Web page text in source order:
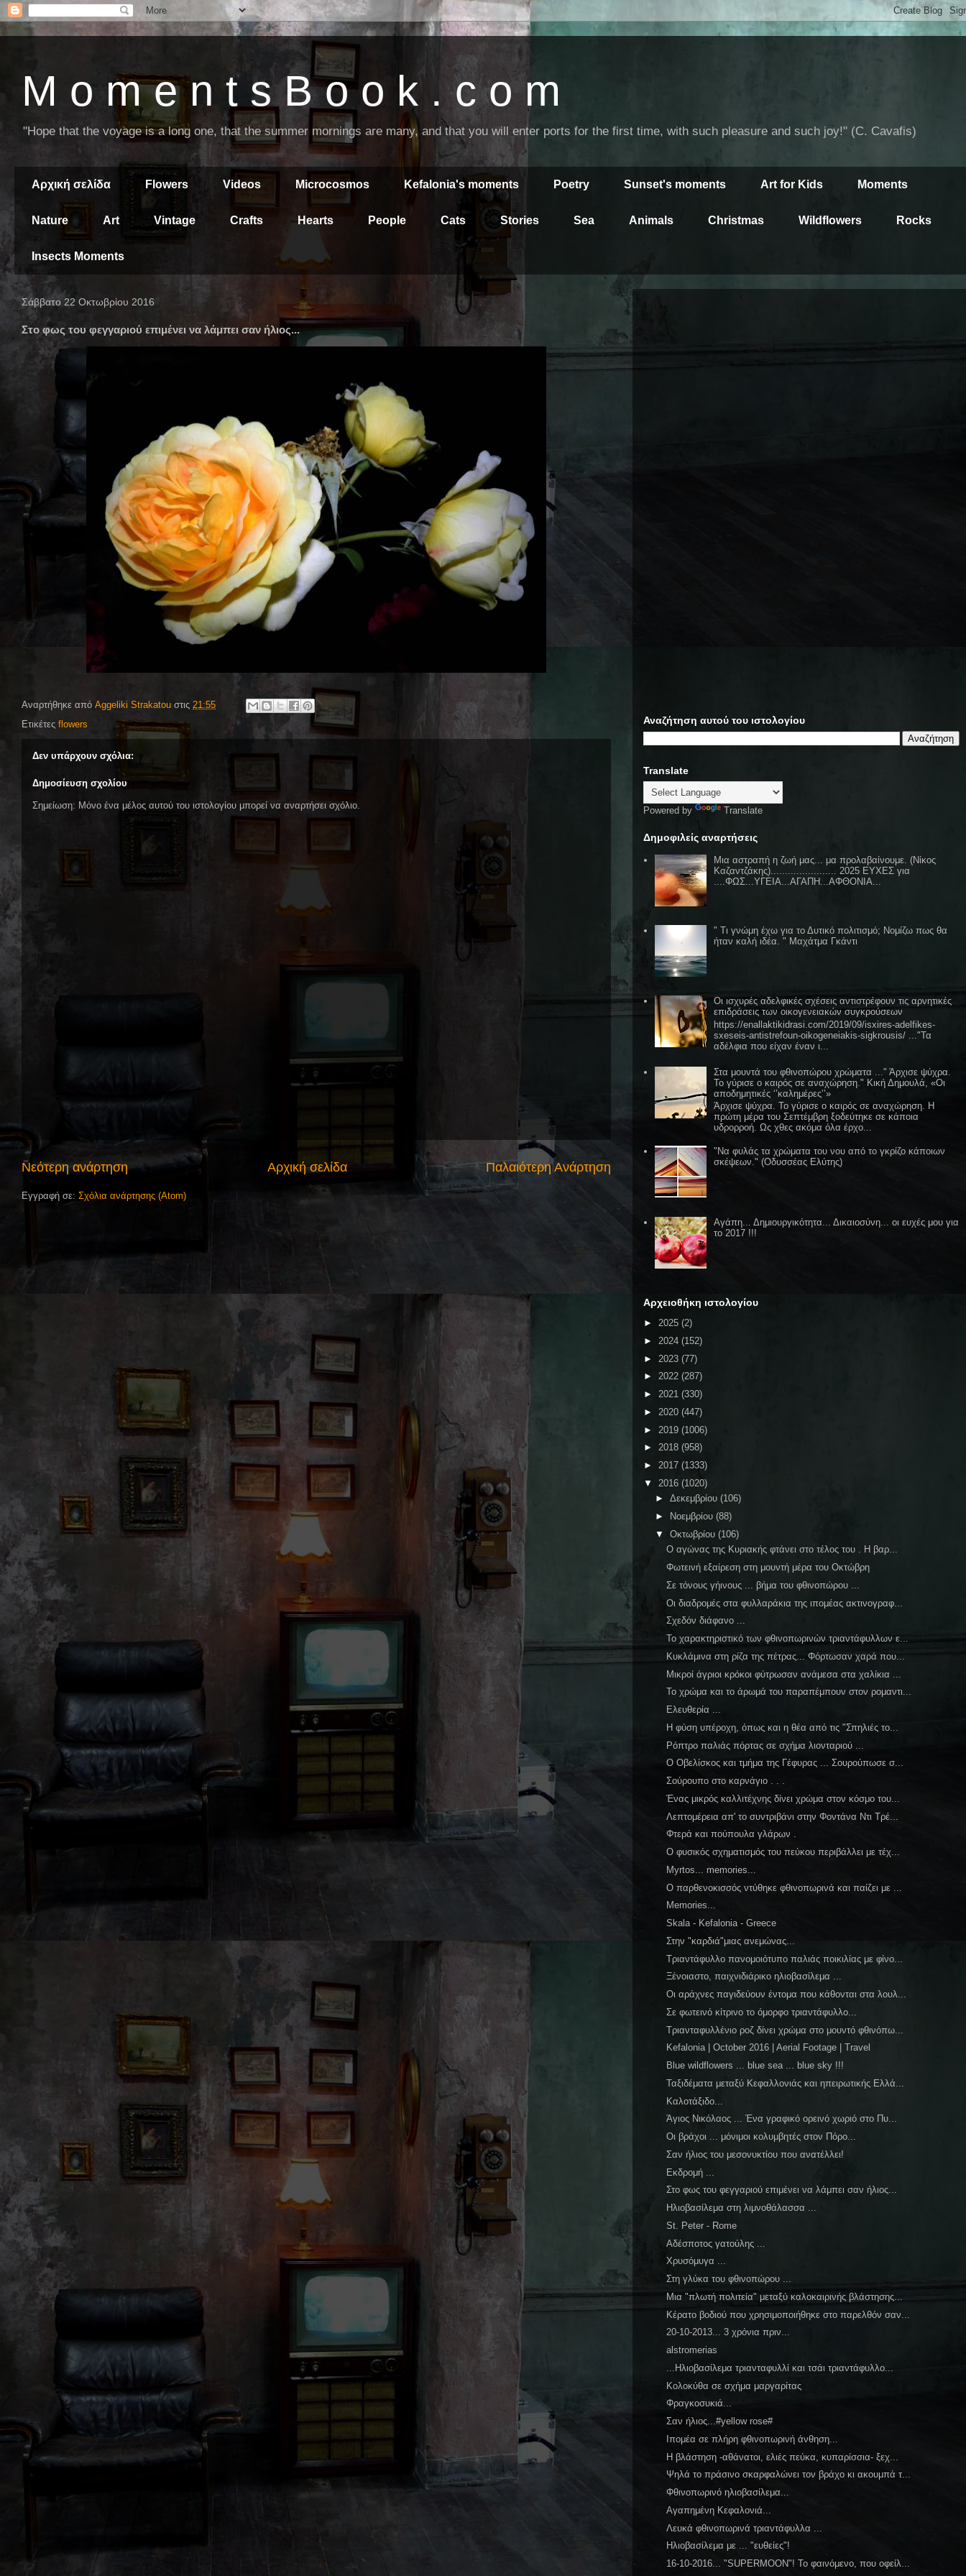
M o m e n t s B o o k . c o m
"Hope that the voyage is a long one, that the summer mornings are many, and that you will enter ports for the first time, with such pleasure and such joy!" (C. Cavafis)
Αρχική σελίδα Flowers Videos Microcosmos Kefalonia's moments Poetry Sunset's moments Art for Kids Moments
Nature Art Vintage Crafts Hearts People Cats Stories Sea Animals Christmas Wildflowers Rocks
Insects Moments
Σάββατο 22 Οκτωβρίου 2016
Στο φως του φεγγαριού επιμένει να λάμπει σαν ήλιος...
Αναρτήθηκε από Aggeliki Strakatou στις 21:55
Ετικέτες flowers
Δεν υπάρχουν σχόλια:
Δημοσίευση σχολίου
Σημείωση: Μόνο ένα μέλος αυτού του ιστολογίου μπορεί να αναρτήσει σχόλιο.
Νεότερη ανάρτηση Παλαιότερη Ανάρτηση
Αρχική σελίδα
Εγγραφή σε: Σχόλια ανάρτησης (Atom)
Αναζήτηση αυτού του ιστολογίου
Translate
Powered by Translate
Δημοφιλείς αναρτήσεις
Μια αστραπή η ζωή μας... μα προλαβαίνουμε. (Νίκος
Καζαντζάκης)....................... 2025 ΕΥΧΕΣ για
....ΦΩΣ...ΥΓΕΙΑ...ΑΓΑΠΗ...ΑΦΘΟΝΙΑ...
" Τι γνώμη έχω για το Δυτικό πολιτισμό; Νομίζω πως θα
ήταν καλή ιδέα. " Μαχάτμα Γκάντι
Οι ισχυρές αδελφικές σχέσεις αντιστρέφουν τις αρνητικές
επιδράσεις των οικογενειακών συγκρούσεων
https://enallaktikidrasi.com/2019/09/isxires-adelfikes-
sxeseis-antistrefoun-oikogeneiakis-sigkrousis/ ..."Τα
αδέλφια που είχαν έναν ι...
Στα μουντά του φθινοπώρου χρώματα ..." Άρχισε ψύχρα.
Το γύρισε ο καιρός σε αναχώρηση." Κική Δημουλά, «Οι
αποδημητικές ‘’καλημέρες’’»
Άρχισε ψύχρα. Το γύρισε ο καιρός σε αναχώρηση. Η
πρώτη μέρα του Σεπτέμβρη ξοδεύτηκε σε κάποια
υδρορροή. Ως χθες ακόμα όλα έρχο...
"Να φυλάς τα χρώματα του νου από το γκρίζο κάποιων
σκέψεων." (Οδυσσέας Ελύτης)
Αγάπη... Δημιουργικότητα... Δικαιοσύνη... οι ευχές μου για
το 2017 !!!
Αρχειοθήκη ιστολογίου
► 2025 (2)
► 2024 (152)
► 2023 (77)
► 2022 (287)
► 2021 (330)
► 2020 (447)
► 2019 (1006)
► 2018 (958)
► 2017 (1333)
▼ 2016 (1020)
► Δεκεμβρίου (106)
►
Νοεμβρίου (88)
▼ Οκτωβρίου (106)
Ο αγώνας της Κυριακής φτάνει στο τέλος του . Η βαρ...
Φωτεινή εξαίρεση στη μουντή μέρα του Οκτώβρη
Σε τόνους γήινους ... βήμα του φθινοπώρου ...
Οι διαδρομές στα φυλλαράκια της ιπομέας ακτινογραφ...
Σχεδόν διάφανο ...
Το χαρακτηριστικό των φθινοπωρινών τριαντάφυλλων ε...
Κυκλάμινα στη ρίζα της πέτρας... Φόρτωσαν χαρά που...
Μικροί άγριοι κρόκοι φύτρωσαν ανάμεσα στα χαλίκια ...
Το χρώμα και το άρωμά του παραπέμπουν στον ρομαντι...
Ελευθερία ...
Η φύση υπέροχη, όπως και η θέα από τις "Σπηλιές το...
Ρόπτρο παλιάς πόρτας σε σχήμα λιονταριού ...
Ο Οβελίσκος και τμήμα της Γέφυρας ... Σουρούπωσε σ...
Σούρουπο στο καρνάγιο . . .
Ένας μικρός καλλιτέχνης δίνει χρώμα στον κόσμο του...
Λεπτομέρεια απ' το συντριβάνι στην Φοντάνα Ντι Τρέ...
Φτερά και πούπουλα γλάρων .
Ο φυσικός σχηματισμός του πεύκου περιβάλλει με τέχ...
Myrtos... memories...
Ο παρθενοκισσός ντύθηκε φθινοπωρινά και παίζει με ...
Memories...
Skala - Kefalonia - Greece
Στην "καρδιά"μιας ανεμώνας...
Τριαντάφυλλο πανομοιότυπο παλιάς ποικιλίας με φίνο...
Ξένοιαστο, παιχνιδιάρικο ηλιοβασίλεμα ...
Οι αράχνες παγιδεύουν έντομα που κάθονται στα λουλ...
Σε φωτεινό κίτρινο το όμορφο τριαντάφυλλο...
Τριανταφυλλένιο ροζ δίνει χρώμα στο μουντό φθινόπω...
Kefalonia | October 2016 | Aerial Footage | Travel
Blue wildflowers ... blue sea ... blue sky !!!
Ταξιδέματα μεταξύ Κεφαλλονιάς και ηπειρωτικής Ελλά...
Καλοτάξιδο...
Άγιος Νικόλαος ... Ένα γραφικό ορεινό χωριό στο Πυ...
Οι βράχοι ... μόνιμοι κολυμβητές στον Πόρο...
Σαν ήλιος του μεσονυκτίου που ανατέλλει!
Εκδρομή ...
Στο φως του φεγγαριού επιμένει να λάμπει σαν ήλιος...
Ηλιοβασίλεμα στη λιμνοθάλασσα ...
St. Peter - Rome
Αδέσποτος γατούλης ...
Χρυσόμυγα ...
Στη γλύκα του φθινοπώρου ...
Μια "πλωτή πολιτεία" μεταξύ καλοκαιρινής βλάστησης...
Κέρατο βοδιού που χρησιμοποιήθηκε στο παρελθόν σαν...
20-10-2013... 3 χρόνια πριν...
alstromerias
...Ηλιοβασίλεμα τριανταφυλλί και τσάι τριαντάφυλλο...
Κολοκύθα σε σχήμα μαργαρίτας
Φραγκοσυκιά...
Σαν ήλιος...#yellow rose#
Ιπομέα σε πλήρη φθινοπωρινή άνθηση...
Η βλάστηση -αθάνατοι, ελιές πεύκα, κυπαρίσσια- ξεχ...
Ψηλά το πράσινο σκαρφαλώνει τον βράχο κι ακουμπά τ...
Φθινοπωρινό ηλιοβασίλεμα...
Αγαπημένη Κεφαλονιά...
Λευκά φθινοπωρινά τριαντάφυλλα ...
Ηλιοβασίλεμα με ... "ευθείες"!
16-10-2016... "SUPERMOON"! Το φαινόμενο, που οφείλ...